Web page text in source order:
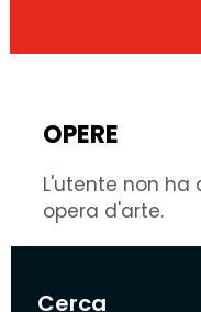
Cerca
OPERE
L'utente non
opera d'arte.